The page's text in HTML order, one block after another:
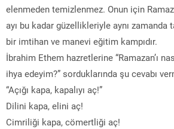
elenmeden temizlenmez. Onun için
ayı bu kadar güzellikleriyle aynı zamanda
bir imtihan ve manevi eğitim kampıdır.
İbrahim Ethem hazretlerine “Ramazan’ı
ihya edeyim?” sorduklarında şu cevabı
“Açığı kapa, kapalıyı aç!”
Dilini kapa, elini aç!
Cimriliği kapa, cömertliği aç!